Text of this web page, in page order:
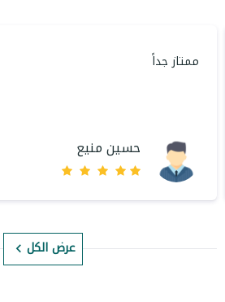
ممتاز جداً
حسين منيع
عرض الكل